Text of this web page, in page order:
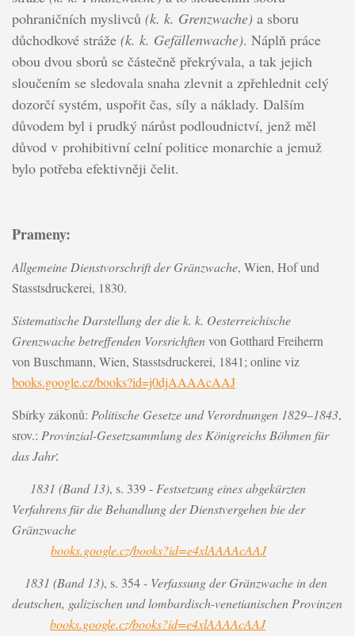
pohraničních myslivců (k. k. Grenzwache)a sboru
důchodkové stráže (k. k. Gefällenwache). Náplň práce
obou dvou sborů se částečně překrývala, a tak jejich
sloučením se sledovala snaha zlevnit a zpřehlednit celý
dozorčí systém, uspořit čas, síly a náklady. Dalším
důvodem byl i prudký nárůst podloudnictví, jenž měl
důvod v prohibitivní celní politice monarchie a jemuž
bylo potřeba efektivněji čelit.
Prameny:
Allgemeine Dienstvorschrift der Gränzwache, Wien, Hof und
Stasstsdruckerei, 1830.
Sistematische Darstellung der die k. k. Oesterreichische
Grenzwache betreffenden Vorsrichftenvon Gotthard Freiherrn
von Buschmann, Wien, Stasstsdruckerei, 1841; online viz
books.google.cz/books?id=j0djAAAAcAAJ
Sbírky zákonů: Politische Gesetze und Verordnungen 1829–1843,
srov.: Provinzial-Gesetzsammlung des Königreichs Böhmen für
das Jahr:
1831 (Band 13), s. 339 -Festsetzung eines abgekürzten
Verfahrens für die Behandlung der Dienstvergehen bie der
Gränzwache
books.google.cz/books?id=e4xlAAAAcAAJ
1831 (Band 13), s. 354 - Verfassung der Gränzwache in den
deutschen, galizischen und lombardisch-venetianischen Provinzen
books.google.cz/books?id=e4xlAAAAcAAJ